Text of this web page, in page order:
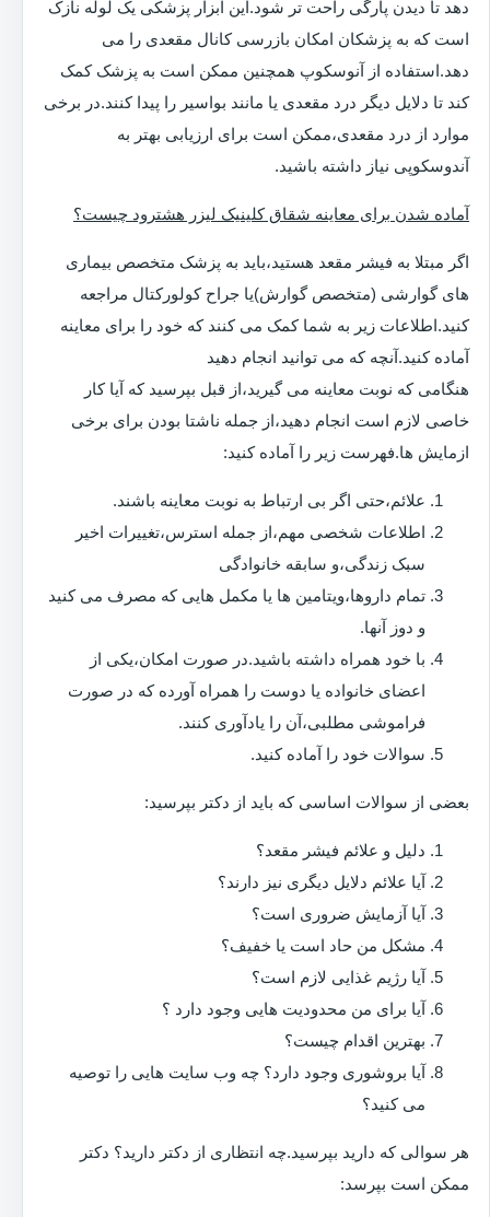
دهد تا دیدن پارگی راحت تر شود.این ابزار پزشکی یک لوله نازک
است که به پزشکان امکان بازرسی کانال مقعدی را می
دهد.استفاده از آنوسکوپ همچنین ممکن است به پزشک کمک
کند تا دلایل دیگر درد مقعدی یا مانند بواسیر را پیدا کنند.در برخی
موارد از درد مقعدی،ممکن است برای ارزیابی بهتر به
آندوسکوپی نیاز داشته باشید.
آماده شدن برای معاینه شقاق کلینیک لیزر هشترود چیست؟
اگر مبتلا به فیشر مقعد هستید،باید به پزشک متخصص بیماری
های گوارشی (متخصص گوارش)یا جراح کولورکتال مراجعه
کنید.اطلاعات زیر به شما کمک می کنند که خود را برای معاینه
آماده کنید.آنچه که می توانید انجام دهید
هنگامی که نوبت معاینه می گیرید،از قبل بپرسید که آیا کار
خاصی لازم است انجام دهید،از جمله ناشتا بودن برای برخی
ازمایش ها.فهرست زیر را آماده کنید:
علائم،حتی اگر بی ارتباط به نوبت معاینه باشند.
اطلاعات شخصی مهم،از جمله استرس،تغییرات اخیر
سبک زندگی،و سابقه خانوادگی
تمام داروها،ویتامین ها یا مکمل هایی که مصرف می کنید
و دوز آنها.
با خود همراه داشته باشید.در صورت امکان،یکی از
اعضای خانواده یا دوست را همراه آورده که در صورت
فراموشی مطلبی،آن را یادآوری کنند.
سوالات خود را آماده کنید.
بعضی از سوالات اساسی که باید از دکتر بپرسید:
دلیل و علائم فیشر مقعد؟
آیا علائم دلایل دیگری نیز دارند؟
آیا آزمایش ضروری است؟
مشکل من حاد است یا خفیف؟
آیا رژیم غذایی لازم است؟
آیا برای من محدودیت هایی وجود دارد ؟
بهترین اقدام چیست؟
آیا بروشوری وجود دارد؟ چه وب سایت هایی را توصیه
می کنید؟
هر سوالی که دارید بپرسید.چه انتظاری از دکتر دارید؟ دکتر
ممکن است بپرسد: